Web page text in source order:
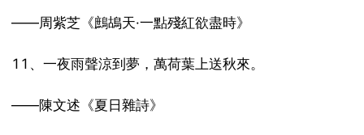
——周紫芝《鷓鴣天·一點殘紅欲盡時》
11、一夜雨聲涼到夢，萬荷葉上送秋來。
——陳文述《夏日雜詩》